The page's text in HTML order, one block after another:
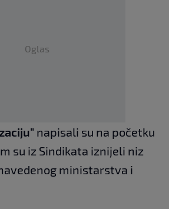
Oglas
napisali su na početku
su iz Sindikata iznijeli niz
ministarstva i